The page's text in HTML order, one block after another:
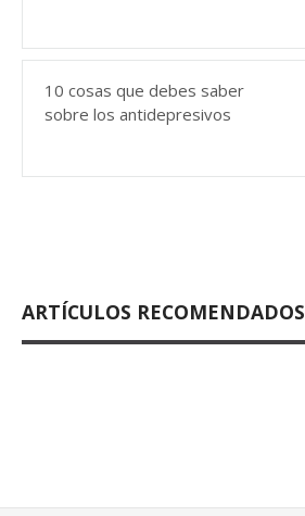
10 cosas que debes saber
sobre los antidepresivos
ARTÍCULOS RECOMENDADOS